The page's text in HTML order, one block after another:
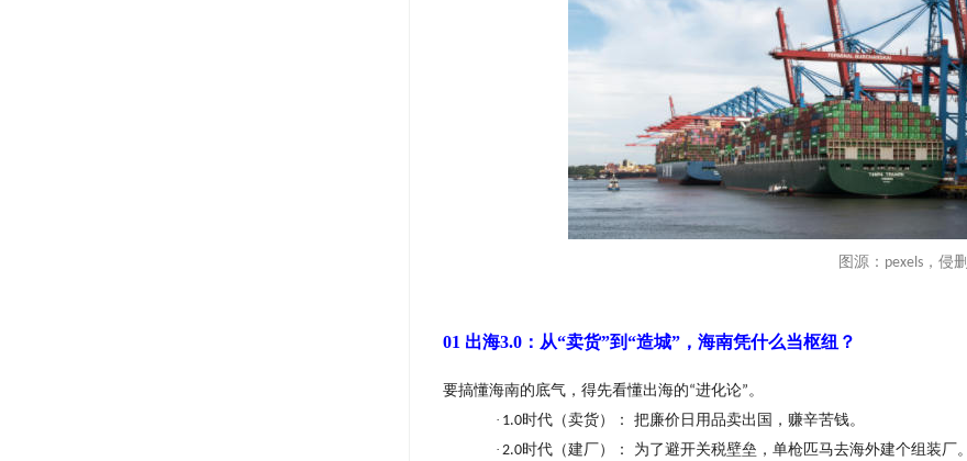
图源： pexels，侵删
01 出海3.0：从“卖货”到“造城”，海南凭什么当枢纽？
要搞懂海南的底气，得先看懂出海的“进化论” 。
· 1.0时代（卖货）： 把廉价日用品卖出国，赚辛苦钱。
· 2.0时代（建厂）： 为了避开关税壁垒，单枪匹马去海外建个组装厂。